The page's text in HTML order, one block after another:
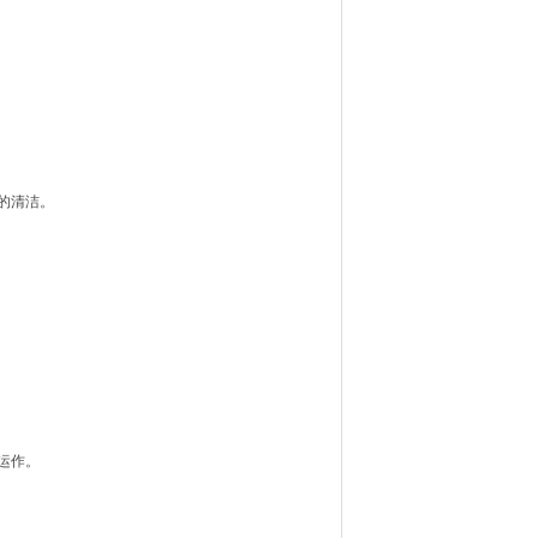
洁。
。